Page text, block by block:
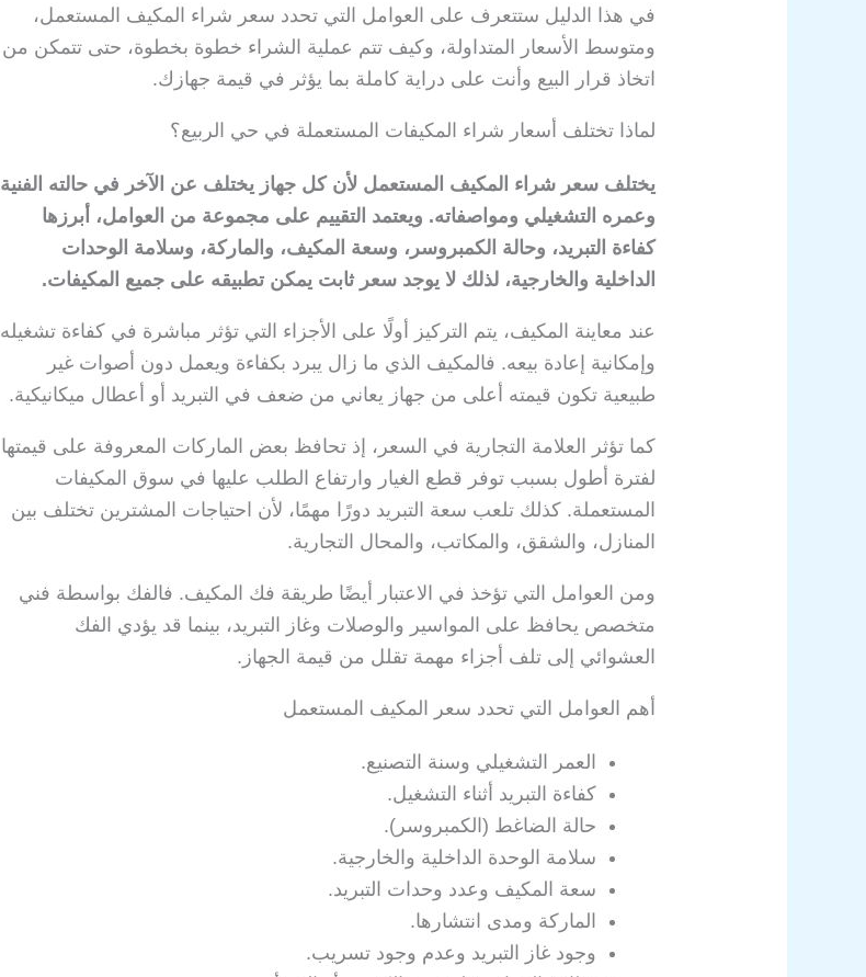
في هذا الدليل ستتعرف على العوامل التي تحدد سعر شراء المكيف المستعمل،
ومتوسط الأسعار المتداولة، وكيف تتم عملية الشراء خطوة بخطوة، حتى تتمكن من
اتخاذ قرار البيع وأنت على دراية كاملة بما يؤثر في قيمة جهازك.
لماذا تختلف أسعار شراء المكيفات المستعملة في حي الربيع؟
يختلف سعر شراء المكيف المستعمل لأن كل جهاز يختلف عن الآخر في حالته الفنية
وعمره التشغيلي ومواصفاته. ويعتمد التقييم على مجموعة من العوامل، أبرزها
كفاءة التبريد، وحالة الكمبروسر، وسعة المكيف، والماركة، وسلامة الوحدات
الداخلية والخارجية، لذلك لا يوجد سعر ثابت يمكن تطبيقه على جميع المكيفات.
عند معاينة المكيف، يتم التركيز أولًا على الأجزاء التي تؤثر مباشرة في كفاءة تشغيله
وإمكانية إعادة بيعه. فالمكيف الذي ما زال يبرد بكفاءة ويعمل دون أصوات غير
طبيعية تكون قيمته أعلى من جهاز يعاني من ضعف في التبريد أو أعطال ميكانيكية.
كما تؤثر العلامة التجارية في السعر، إذ تحافظ بعض الماركات المعروفة على قيمتها
لفترة أطول بسبب توفر قطع الغيار وارتفاع الطلب عليها في سوق المكيفات
المستعملة. كذلك تلعب سعة التبريد دورًا مهمًا، لأن احتياجات المشترين تختلف بين
المنازل، والشقق، والمكاتب، والمحال التجارية.
ومن العوامل التي تؤخذ في الاعتبار أيضًا طريقة فك المكيف. فالفك بواسطة فني
متخصص يحافظ على المواسير والوصلات وغاز التبريد، بينما قد يؤدي الفك
العشوائي إلى تلف أجزاء مهمة تقلل من قيمة الجهاز.
أهم العوامل التي تحدد سعر المكيف المستعمل
العمر التشغيلي وسنة التصنيع.
كفاءة التبريد أثناء التشغيل.
حالة الضاغط (الكمبروسر).
سلامة الوحدة الداخلية والخارجية.
سعة المكيف وعدد وحدات التبريد.
الماركة ومدى انتشارها.
وجود غاز التبريد وعدم وجود تسريب.